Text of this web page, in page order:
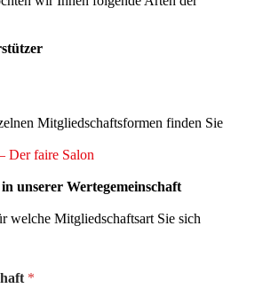
Mitgliedschaftsformen finden Sie
Der faire Salon
unserer Wertegemeinschaft
welche Mitgliedschaftsart Sie sich
*